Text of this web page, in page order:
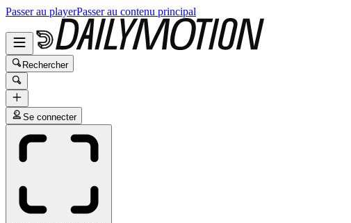
Passer au playerPasser au contenu principal
Rechercher
Se connecter